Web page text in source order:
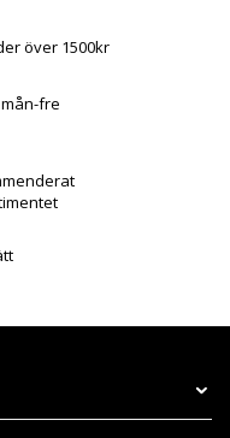
över 1500kr
fre